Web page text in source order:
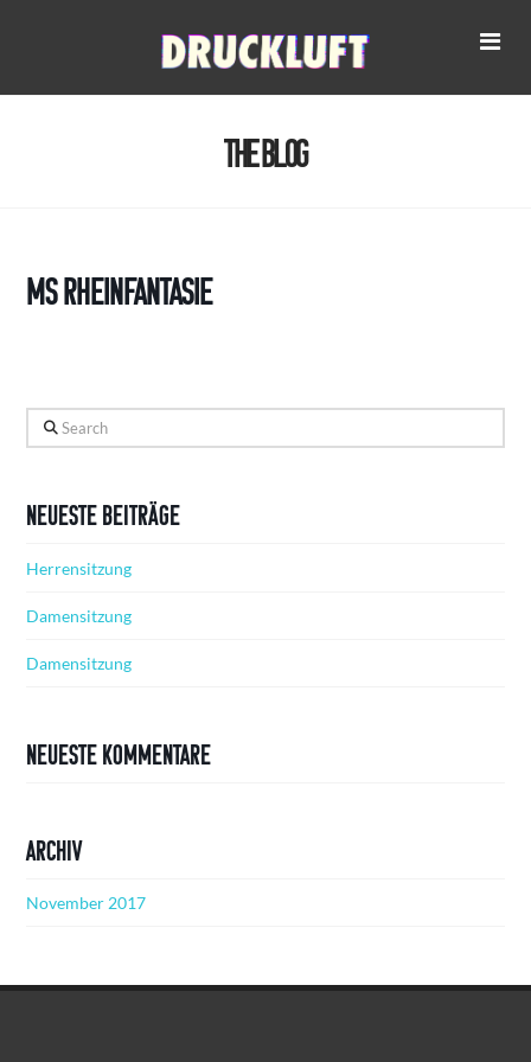
The Blog
MS RheinFantasie
Search
Neueste Beiträge
Herrensitzung
Damensitzung
Damensitzung
Neueste Kommentare
Archiv
November 2017